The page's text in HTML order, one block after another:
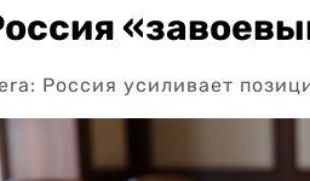
Россия усиливает